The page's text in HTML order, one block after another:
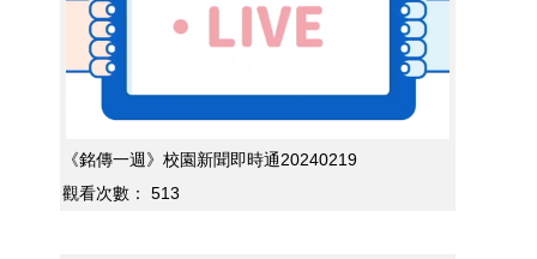
《銘傳一週》校園新聞即時通20240219
觀看次數：
513